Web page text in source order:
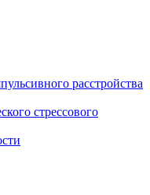
расстройства
стрессового